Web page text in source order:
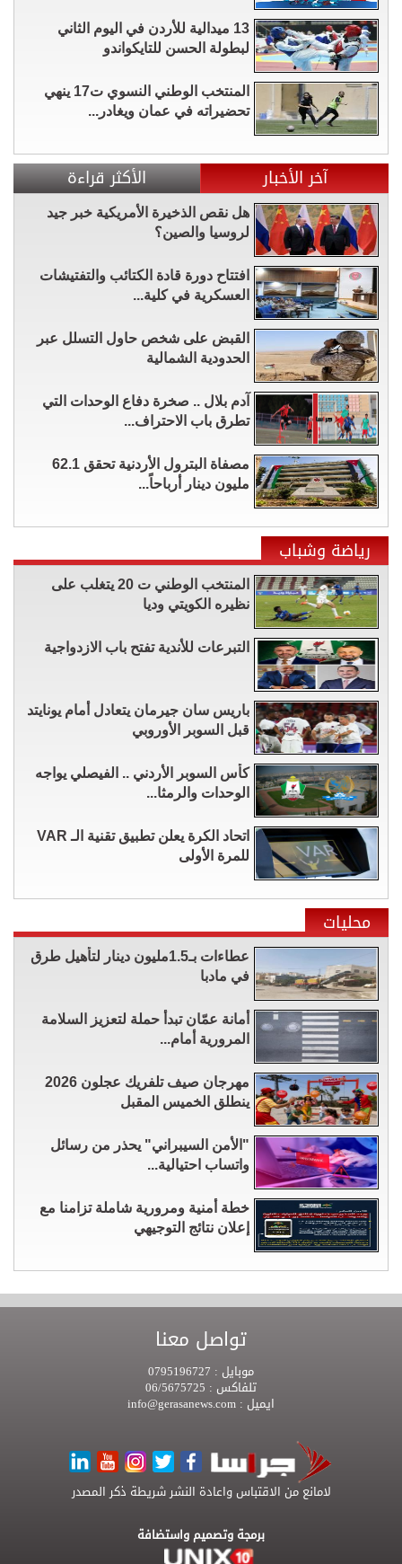
13 ميدالية للأردن في اليوم الثاني
لبطولة الحسن للتايكواندو
المنتخب الوطني النسوي ت17 ينهي
تحضيراته في عمان ويغادر...
آخر الأخبار الأكثر قراءة
هل نقص الذخيرة الأمريكية خبر جيد
لروسيا والصين؟
افتتاح دورة قادة الكتائب والتفتيشات
العسكرية في كلية...
القبض على شخص حاول التسلل عبر
الحدودية الشمالية
آدم بلال .. صخرة دفاع الوحدات التي
تطرق باب الاحتراف...
مصفاة البترول الأردنية تحقق 62.1
مليون دينار أرباحاً...
رياضة وشباب
المنتخب الوطني ت 20 يتغلب على
نظيره الكويتي وديا
التبرعات للأندية تفتح باب الازدواجية
باريس سان جيرمان يتعادل أمام يونايتد
قبل السوبر الأوروبي
كأس السوبر الأردني .. الفيصلي يواجه
الوحدات والرمثا...
اتحاد الكرة يعلن تطبيق تقنية الـ VAR
للمرة الأولى
محليات
عطاءات بـ1.5مليون دينار لتأهيل طرق
في مادبا
أمانة عمّان تبدأ حملة لتعزيز السلامة
المرورية أمام...
مهرجان صيف تلفريك عجلون 2026
ينطلق الخميس المقبل
"الأمن السيبراني" يحذر من رسائل
واتساب احتيالية...
خطة أمنية ومرورية شاملة تزامنا مع
إعلان نتائج التوجيهي
تواصل معنا
موبايل :
تلفاكس :
ايميل :
لامانع من الاقتباس واعادة النشر شريطة ذكر المصدر
برمجة وتصميم واستضافة